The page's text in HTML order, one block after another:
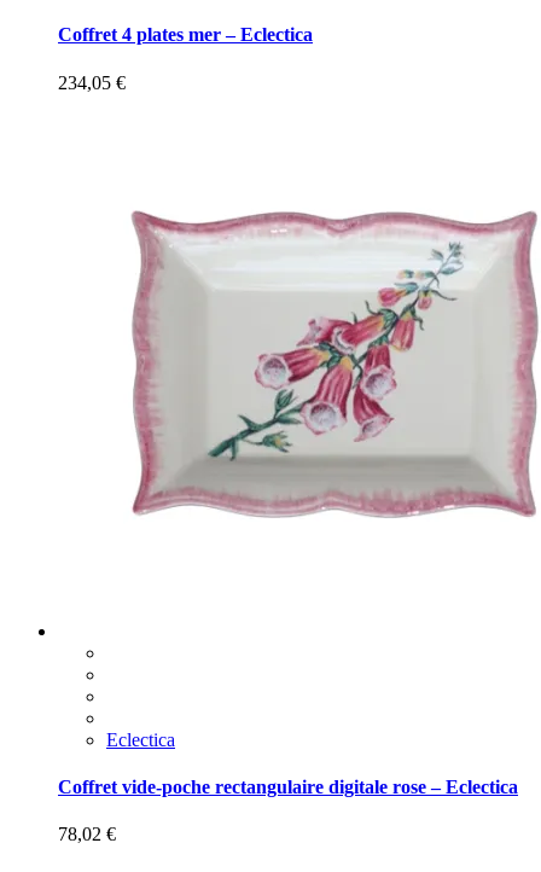
Coffret 4 plates mer – Eclectica
234,05 €
Eclectica
Coffret vide-poche rectangulaire digitale rose – Eclectica
78,02 €